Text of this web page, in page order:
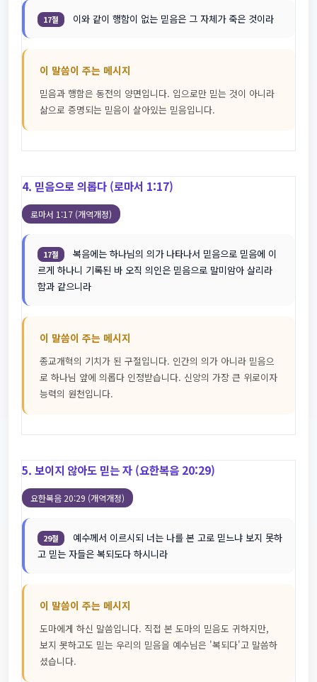
17절 이와 같이 행함이 없는 믿음은 그 자체가 죽은 것이라
이 말씀이 주는 메시지
믿음과 행함은 동전의 양면입니다. 입으로만 믿는 것이 아니라
삶으로 증명되는 믿음이 살아있는 믿음입니다.
4. 믿음으로 의롭다 (로마서 1:17)
로마서 1:17 (개역개정)
17절
복음에는 하나님의 의가 나타나서 믿음으로 믿음에 이
르게 하나니 기록된 바 오직 의인은 믿음으로 말미암아 살리라
함과 같으니라
이 말씀이 주는 메시지
종교개혁의 기치가 된 구절입니다. 인간의 의가 아니라 믿음으
로 하나님 앞에 의롭다 인정받습니다. 신앙의 가장 큰 위로이자
능력의 원천입니다.
5. 보이지 않아도 믿는 자 (요한복음 20:29)
요한복음 20:29 (개역개정)
29절
예수께서 이르시되 너는 나를 본 고로 믿느냐 보지 못하
고 믿는 자들은 복되도다 하시니라
이 말씀이 주는 메시지
도마에게 하신 말씀입니다. 직접 본 도마의 믿음도 귀하지만,
보지 못하고도 믿는 우리의 믿음을 예수님은 '복되다'고 말씀하
셨습니다.